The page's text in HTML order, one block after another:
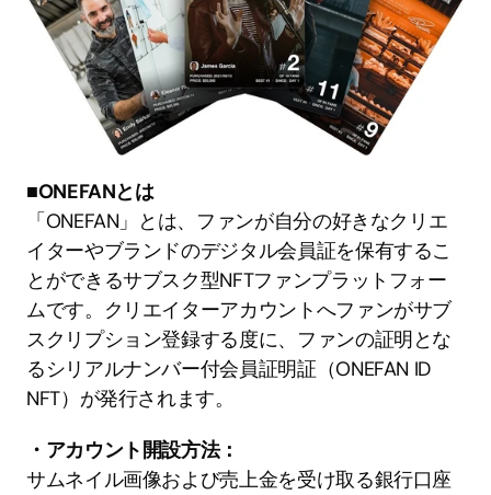
■ONEFANとは
「ONEFAN」とは、ファンが自分の好きなクリエ
イターやブランドのデジタル会員証を保有するこ
とができるサブスク型NFTファンプラットフォー
ムです。クリエイターアカウントへファンがサブ
スクリプション登録する度に、ファンの証明とな
るシリアルナンバー付会員証明証（ONEFAN ID
NFT）が発行されます。
・アカウント開設方法：
サムネイル画像および売上金を受け取る銀行口座